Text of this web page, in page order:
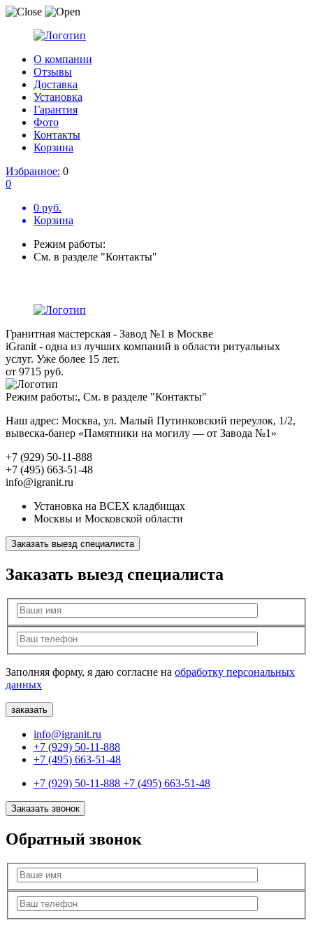
О компании
Отзывы
Доставка
Установка
Гарантия
Фото
Контакты
Корзина
Избранное: 0
0
0 руб.
Корзина
Режим работы:
См. в разделе "Контакты"
Гранитная мастерская - Завод №1 в Москве
iGranit - одна из лучших компаний в области ритуальных
услуг. Уже более 15 лет.
от 9715 руб.
Режим работы:, См. в разделе "Контакты"
Наш адрес: Москва, ул. Малый Путинковский переулок, 1/2,
вывеска-банер «Памятники на могилу — от Завода №1»
+7 (929) 50-11-888
+7 (495) 663-51-48
info@igranit.ru
Установка на ВСЕХ кладбищах
Москвы и Московской области
Заказать выезд специалиста
Заказать выезд специалиста
Заполняя форму, я даю согласие на обработку персональных
данных
info@igranit.ru
+7 (929) 50-11-888
+7 (495) 663-51-48
+7 (929) 50-11-888 +7 (495) 663-51-48
Заказать звонок
Обратный звонок